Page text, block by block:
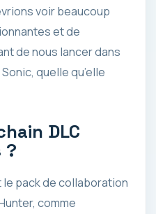
voir beaucoup
et de
de nous lancer dans
quelle qu’elle
DLC
?
le pack de collaboration
comme